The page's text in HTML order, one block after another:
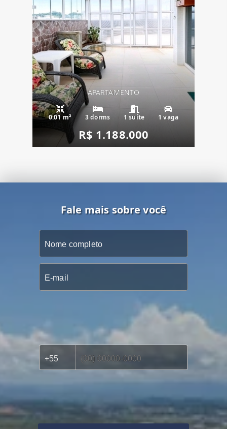
APARTAMENTO
0.01 m² 3 dorms 1 suíte 1 vaga
R$ 1.188.000
Fale mais sobre você